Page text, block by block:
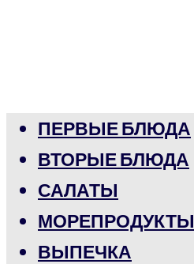
ПЕРВЫЕ БЛЮДА
ВТОРЫЕ БЛЮДА
САЛАТЫ
МОРЕПРОДУКТЫ
ВЫПЕЧКА